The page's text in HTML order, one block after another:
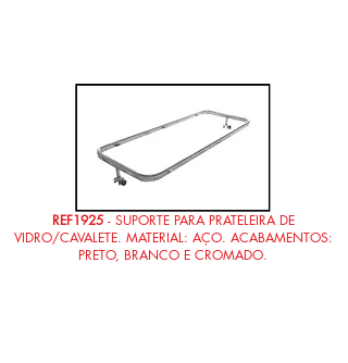
REF1925- SUPORTE PARA PRATELEIRA DE
VIDRO/CAVALETE. MATERIAL: AÇO. ACABAMENTOS:
PRETO, BRANCO E CROMADO.